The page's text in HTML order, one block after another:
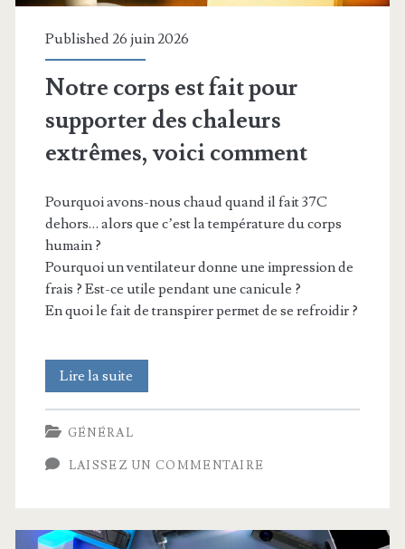
réponses
rapides)
Published 26 juin 2026
Notre corps est fait pour
supporter des chaleurs
extrêmes, voici comment
Pourquoi avons-nous chaud quand il fait 37C
dehors… alors que c’est la température du corps
humain ?
Pourquoi un ventilateur donne une impression de
frais ? Est-ce utile pendant une canicule ?
En quoi le fait de transpirer permet de se refroidir ?
Lire la suite
corps
est
fait
supporter
GÉNÉRAL
LAISSEZ UN COMMENTAIRE